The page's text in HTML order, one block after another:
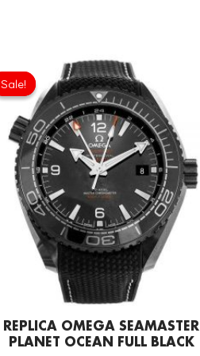
Sale!
Sale!
REPLICA OMEGA SEAMASTER
PLANET OCEAN FULL BLACK
Original
price
was:
£301.00.
is:
£197.80.